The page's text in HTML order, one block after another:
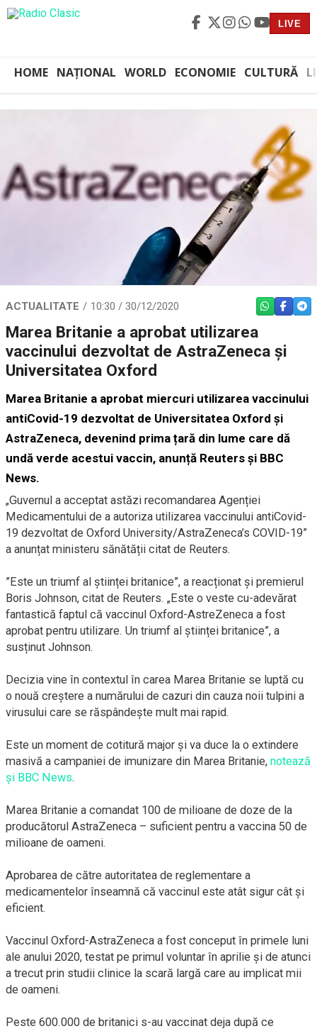
LIVE
HOME NAȚIONAL WORLD ECONOMIE CULTURĂ
ACTUALITATE 10:30 / 30/12/2020 WHATSAPP
Marea Britanie a aprobat utilizarea
vaccinului dezvoltat de AstraZeneca și
Universitatea Oxford
Marea Britanie a aprobat miercuri utilizarea vaccinului
antiCovid-19 dezvoltat de Universitatea Oxford și
AstraZeneca, devenind prima țară din lume care dă
undă verde acestui vaccin, anunță Reuters și BBC
News.
„Guvernul a acceptat astăzi recomandarea Agenției
Medicamentului de a autoriza utilizarea vaccinului antiCovid-
19 dezvoltat de Oxford University/AstraZeneca’s COVID-19”
a anunțat ministeru sănătății citat de Reuters.
”Este un triumf al științei britanice”, a reacționat și premierul
Boris Johnson, citat de Reuters. „Este o veste cu-adevărat
fantastică faptul că vaccinul Oxford-AstreZeneca a fost
aprobat pentru utilizare. Un triumf al științei britanice”, a
susținut Johnson.
Decizia vine în contextul în carea Marea Britanie se luptă cu
o nouă creștere a numărului de cazuri din cauza noii tulpini a
virusului care se răspândește mult mai rapid.
Este un moment de cotitură major și va duce la o extindere
masivă a campaniei de imunizare din Marea Britanie, notează
și BBC News.
Marea Britanie a comandat 100 de milioane de doze de la
producătorul AstraZeneca – suficient pentru a vaccina 50 de
milioane de oameni.
Aprobarea de către autoritatea de reglementare a
medicamentelor înseamnă că vaccinul este atât sigur cât și
eficient.
Vaccinul Oxford-AstraZeneca a fost conceput în primele luni
ale anului 2020, testat pe primul voluntar în aprilie și de atunci
a trecut prin studii clinice la scară largă care au implicat mii
de oameni.
Peste 600.000 de britanici s-au vaccinat deja după ce